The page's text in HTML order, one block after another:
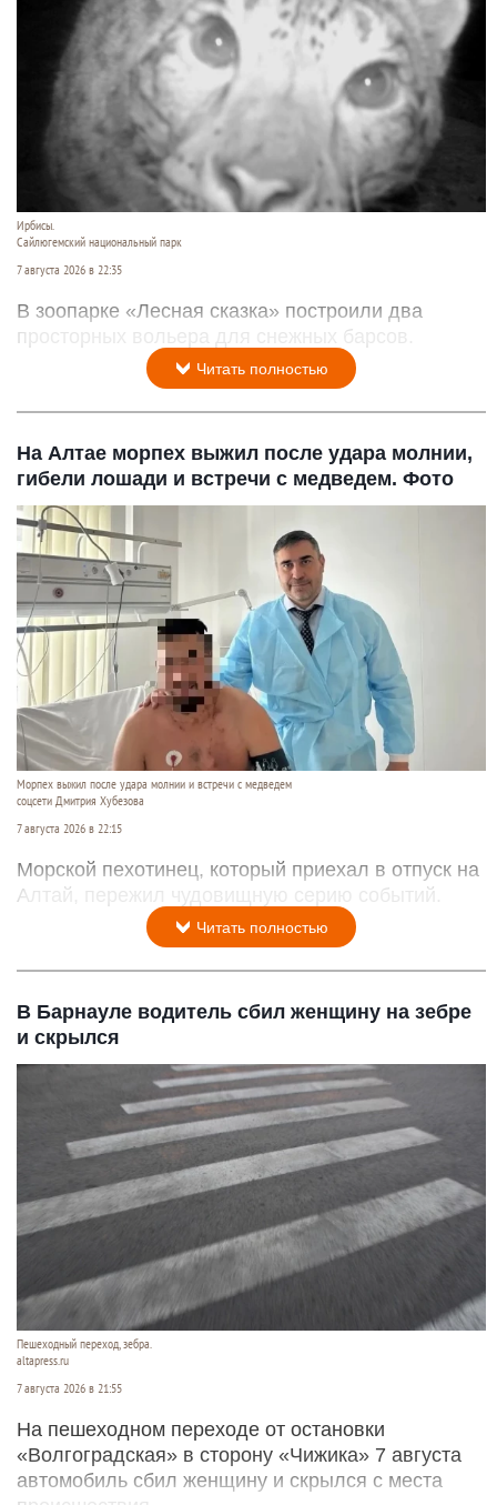
Ирбисы.
Сайлюгемский национальный парк
7 августа 2026 в 22:35
В зоопарке «Лесная сказка» построили два
просторных вольера для снежных барсов.
Читать полностью
На Алтае морпех выжил после удара молнии,
гибели лошади и встречи с медведем. Фото
Морпех выжил после удара молнии и встречи с медведем
соцсети Дмитрия Хубезова
7 августа 2026 в 22:15
Морской пехотинец, который приехал в отпуск на
Алтай, пережил чудовищную серию событий.
Читать полностью
В Барнауле водитель сбил женщину на зебре
и скрылся
Пешеходный переход, зебра.
altapress.ru
7 августа 2026 в 21:55
На пешеходном переходе от остановки
«Волгоградская» в сторону «Чижика» 7 августа
автомобиль сбил женщину и скрылся с места